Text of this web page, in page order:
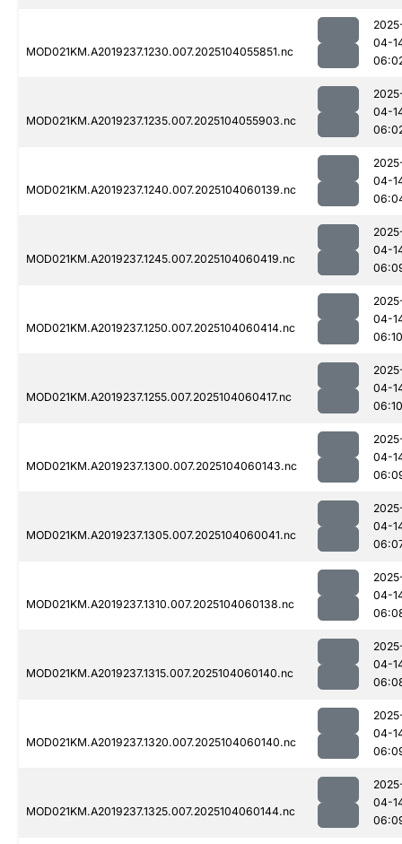
MOD021KM.A2019237.1230.007.2025104055851.nc
04-
MOD021KM.A2019237.1235.007.2025104055903.nc
04-
MOD021KM.A2019237.1240.007.2025104060139.nc
04-
MOD021KM.A2019237.1245.007.2025104060419.nc
04-
MOD021KM.A2019237.1250.007.2025104060414.nc
04-
06:10
MOD021KM.A2019237.1255.007.2025104060417.nc
04-
06:10
MOD021KM.A2019237.1300.007.2025104060143.nc
04-
MOD021KM.A2019237.1305.007.2025104060041.nc
04-
MOD021KM.A2019237.1310.007.2025104060138.nc
04-
MOD021KM.A2019237.1315.007.2025104060140.nc
04-
MOD021KM.A2019237.1320.007.2025104060140.nc
04-
MOD021KM.A2019237.1325.007.2025104060144.nc
04-